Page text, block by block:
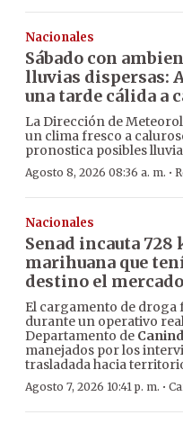
Nacionales
Sábado con
lluvias dispersas:
una tarde cálida a
La Dirección de
un clima fresco a
pronostica posibles
Agosto 8, 2026 08:36 a. m. ·
Nacionales
Senad incauta 728
marihuana que
destino el
El cargamento de droga
durante un operativo
Departamento de
manejados por los
trasladada hacia
Agosto 7, 2026 10:41 p. m. ·